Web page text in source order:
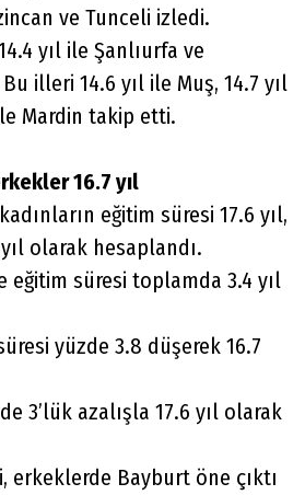
ve Tunceli izledi.
yıl ile Şanlıurfa ve
illeri 14.6 yıl ile Muş, 14.7 yıl
Mardin takip etti.
16.7 yıl
eğitim süresi 17.6 yıl,
olarak hesaplandı.
eğitim süresi toplamda 3.4 yıl
yüzde 3.8 düşerek 16.7
3’lük azalışla 17.6 yıl olarak
erkeklerde Bayburt öne çıktı